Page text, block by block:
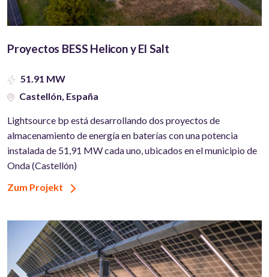
Proyectos BESS Helicon y El Salt
51.91 MW
Castellón, España
Lightsource bp está desarrollando dos proyectos de
almacenamiento de energía en baterías con una potencia
instalada de 51,91 MW cada uno, ubicados en el municipio de
Onda (Castellón)
Zum Projekt